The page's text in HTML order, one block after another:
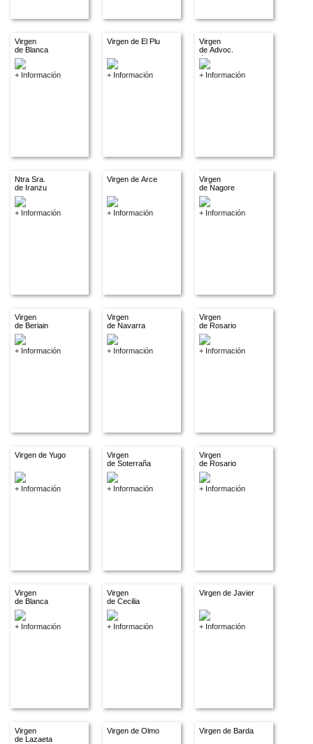
Virgen
de Blanca
+ Información
Virgen de El Plu
+ Información
Virgen
de Advoc.
descon.
+ Información
Ntra Sra.
de Iranzu
+ Información
Virgen de Arce
+ Información
Virgen
de Nagore
+ Información
Virgen
de Beriain
+ Información
Virgen
de Navarra
+ Información
Virgen
de Rosario
+ Información
Virgen de Yugo
+ Información
Virgen
de Soterraña
+ Información
Virgen
de Rosario
+ Información
Virgen
de Blanca
+ Información
Virgen
de Cecilia
+ Información
Virgen de Javier
+ Información
Virgen
de Lazaeta
Virgen de Olmo Virgen de Barda